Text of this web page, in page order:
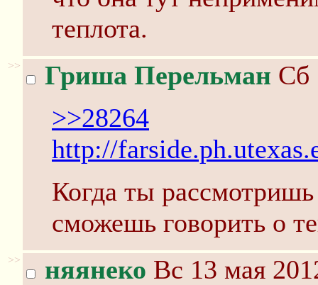
теплота.
>> Гриша Перельман Сб
>>28264
http://
Когда ты
сможешь говорить о
>> няянеко Вс 13 мая